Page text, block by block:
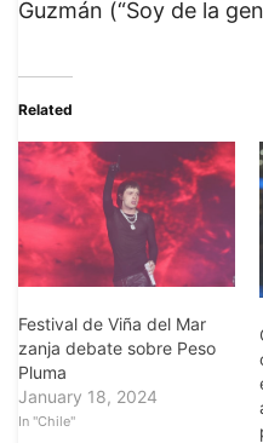
Guzmán (“Soy de la
Related
Festival de Viña del Mar
zanja debate sobre Peso
Pluma
January 18, 2024
In "Chile"